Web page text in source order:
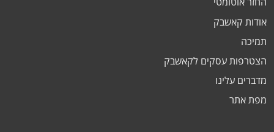
אודות קאשבק
תמיכה
הצטרפות עסקים לקאשבק
מדברים עלינו
מפת אתר